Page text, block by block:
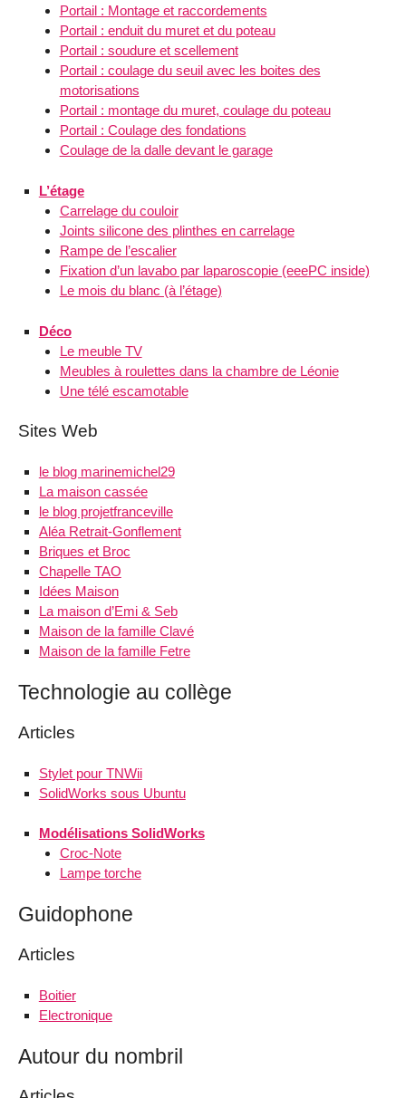
Portail : Montage et raccordements
Portail : enduit du muret et du poteau
Portail : soudure et scellement
Portail : coulage du seuil avec les boites des
motorisations
Portail : montage du muret, coulage du poteau
Portail : Coulage des fondations
Coulage de la dalle devant le garage
L’étage
Carrelage du couloir
Joints silicone des plinthes en carrelage
Rampe de l’escalier
Fixation d’un lavabo par laparoscopie (eeePC inside)
Le mois du blanc (à l’étage)
Déco
Le meuble TV
Meubles à roulettes dans la chambre de Léonie
Une télé escamotable
Sites Web
le blog marinemichel29
La maison cassée
le blog projetfranceville
Aléa Retrait-Gonflement
Briques et Broc
Chapelle TAO
Idées Maison
La maison d’Emi & Seb
Maison de la famille Clavé
Maison de la famille Fetre
Technologie au collège
Articles
Stylet pour TNWii
SolidWorks sous Ubuntu
Modélisations SolidWorks
Croc-Note
Lampe torche
Guidophone
Articles
Boitier
Electronique
Autour du nombril